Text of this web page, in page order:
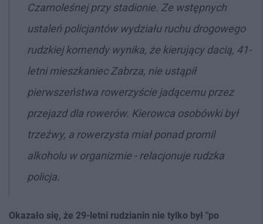
Czarnoleśnej przy stadionie. Ze wstępnych
ustaleń policjantów wydziału ruchu drogowego
rudzkiej komendy wynika, że kierujący dacią, 41-
letni mieszkaniec Zabrza, nie ustąpił
pierwszeństwa rowerzyście jadącemu przez
przejazd dla rowerów. Kierowca osobówki był
trzeźwy, a rowerzysta miał ponad promil
alkoholu w organizmie - relacjonuje rudzka
policja.
Okazało się, że 29-letni rudzianin nie tylko był "po